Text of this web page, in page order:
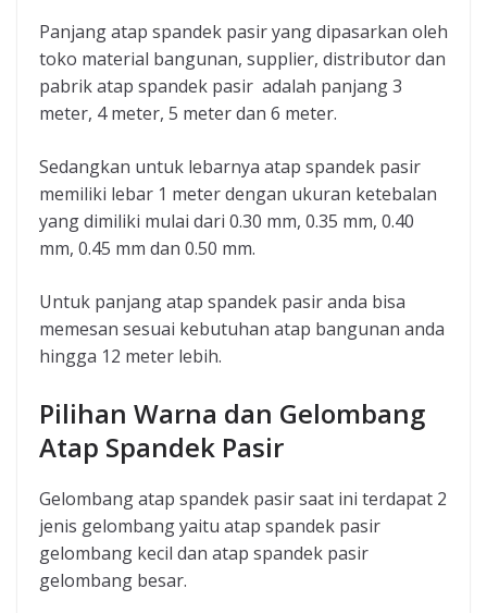
Panjang atap spandek pasir yang dipasarkan oleh
toko material bangunan, supplier, distributor dan
pabrik atap spandek pasir adalah panjang 3
meter, 4 meter, 5 meter dan 6 meter.
Sedangkan untuk lebarnya atap spandek pasir
memiliki lebar 1 meter dengan ukuran ketebalan
yang dimiliki mulai dari 0.30 mm, 0.35 mm, 0.40
mm, 0.45 mm dan 0.50 mm.
Untuk panjang atap spandek pasir anda bisa
memesan sesuai kebutuhan atap bangunan anda
hingga 12 meter lebih.
Pilihan Warna dan Gelombang
Atap Spandek Pasir
Gelombang atap spandek pasir saat ini terdapat 2
jenis gelombang yaitu atap spandek pasir
gelombang kecil dan atap spandek pasir
gelombang besar.